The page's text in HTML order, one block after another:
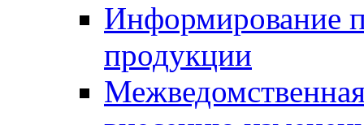
Информирование
продукции